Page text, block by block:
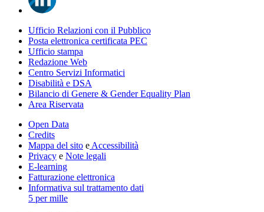
Ufficio Relazioni con il Pubblico
Posta elettronica certificata PEC
Ufficio stampa
Redazione Web
Centro Servizi Informatici
Disabilità e DSA
Bilancio di Genere & Gender Equality Plan
Area Riservata
Open Data
Credits
Mappa del sito e Accessibilità
Privacy e Note legali
E-learning
Fatturazione elettronica
Informativa sul trattamento dati
5 per mille